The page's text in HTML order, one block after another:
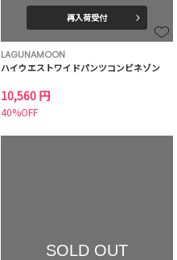
再入荷受付
LAGUNAMOON
ハイウエストワイドパンツコンビネゾン
10,560 円
40%OFF
SOLD OUT